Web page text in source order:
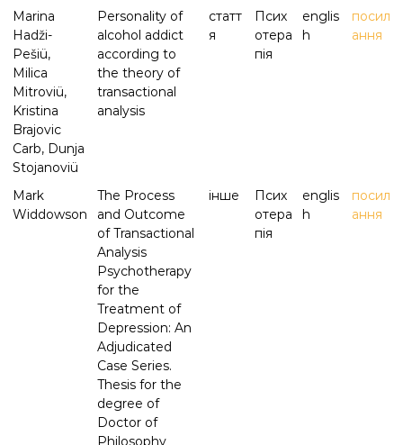
Marina
Hadži-
Pešiü,
Milica
Mitroviü,
Kristina
Brajovic
Carb, Dunja
Stojanoviü
Personality of
alcohol addict
according to
the theory of
transactional
analysis
статт
я
Псих
отера
пія
englis
h
посил
ання
Mark
Widdowson
The Process
and Outcome
of Transactional
Analysis
Psychotherapy
for the
Treatment of
Depression: An
Adjudicated
Case Series.
Thesis for the
degree of
Doctor of
Philosophy
інше
Псих
отера
пія
englis
h
посил
ання